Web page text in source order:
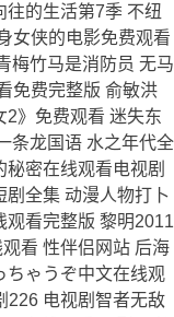
往的生活第7季 不纽
女侠的电影免费观看
梅竹马是消防员 无马
免费完整版 俞敏洪
2》免费观看 迷失东
条龙国语 水之年代全
密在线观看电视剧
剧全集 动漫人物打卜
观看完整版 黎明2011
看 性伴侣网站 后海
ちゃうぞ中文在线观
226 电视剧智者无敌